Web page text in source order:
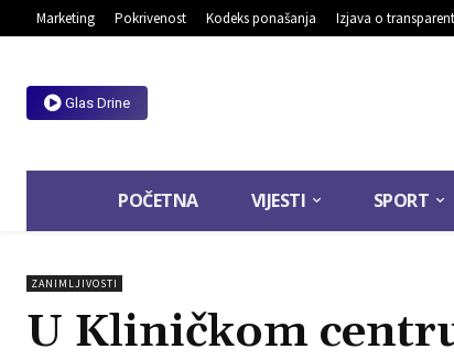
Marketing Pokrivenost Kodeks ponašanja Izjava o
Glas Drine
POČETNA VIJESTI SPORT
ZANIMLJIVOSTI
U Kliničkom